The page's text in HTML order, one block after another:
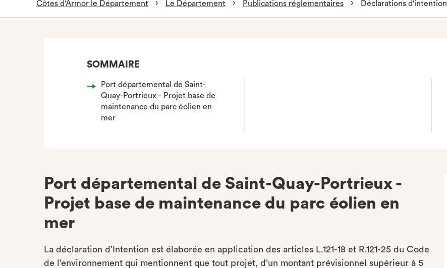
Côtes d'Armor le Département Le Département Publications réglementaires Déclarations d'intention
SOMMAIRE
Port départemental de Saint-
Quay-Portrieux - Projet base de
maintenance du parc éolien en
mer
Port départemental de Saint-Quay-Portrieux -
Projet base de maintenance du parc éolien en
mer
La déclaration d’Intention est élaborée en application des articles L.121-18 et R.121-25 du Code
de l’environnement qui mentionnent que tout projet, d’un montant prévisionnel supérieur à 5